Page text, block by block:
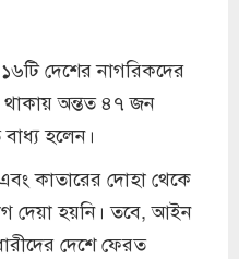
দেশের নাগরিকদের
থাকায় অন্তত ৪৭ জন
হলেন।
কাতারের দোহা থেকে
দেয়া হয়নি। তবে, আইন
দেশে ফেরত